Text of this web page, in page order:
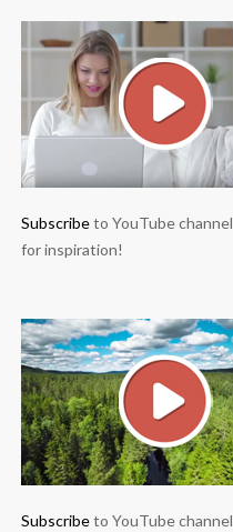
Subscribeto YouTube channel
for inspiration!
Subscribeto YouTube channel